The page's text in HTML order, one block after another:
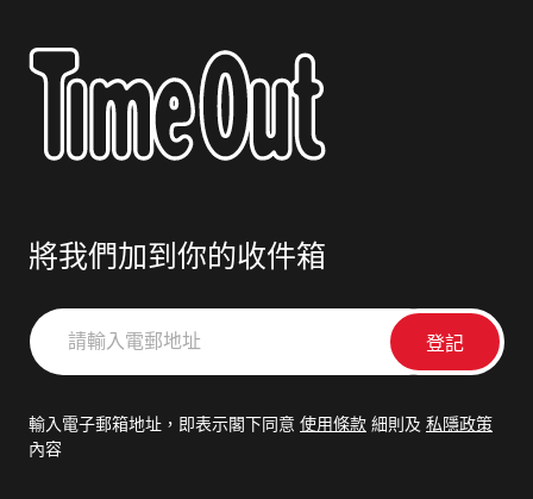
將我們加到你的收件箱
請
輸
郵
輸入電子郵箱地址，即表示閣下同意 使用條款 細則及 私隱政策
內容